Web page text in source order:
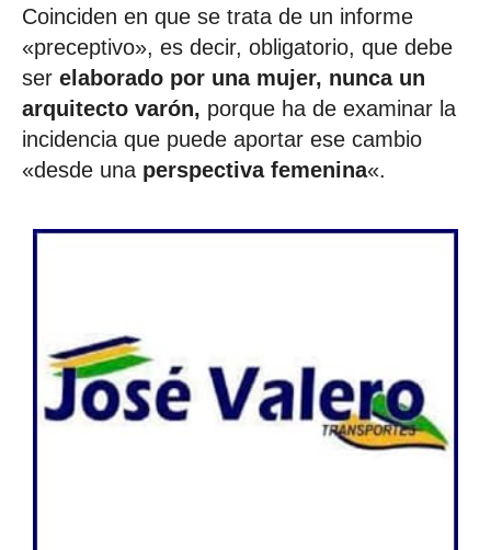
Coinciden en que se trata de un informe
«preceptivo», es decir, obligatorio, que debe
ser elaborado por una mujer, nunca un
arquitecto varón, porque ha de examinar la
incidencia que puede aportar ese cambio
«desde una perspectiva femenina«.